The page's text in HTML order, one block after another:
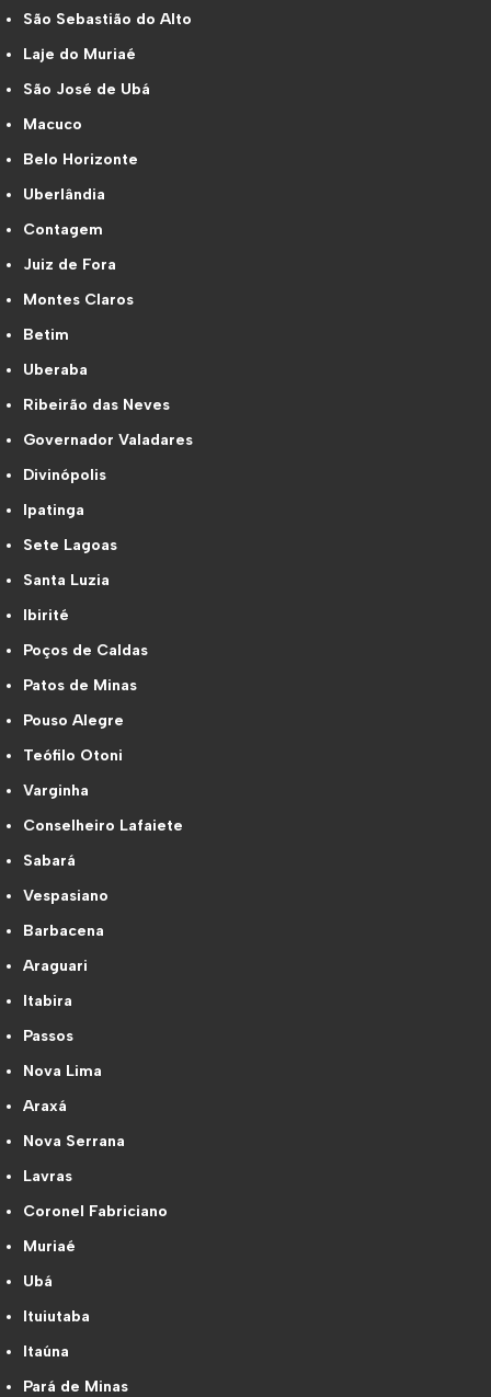
São Sebastião do Alto
Laje do Muriaé
São José de Ubá
Macuco
Belo Horizonte
Uberlândia
Contagem
Juiz de Fora
Montes Claros
Betim
Uberaba
Ribeirão das Neves
Governador Valadares
Divinópolis
Ipatinga
Sete Lagoas
Santa Luzia
Ibirité
Poços de Caldas
Patos de Minas
Pouso Alegre
Teófilo Otoni
Varginha
Conselheiro Lafaiete
Sabará
Vespasiano
Barbacena
Araguari
Itabira
Passos
Nova Lima
Araxá
Nova Serrana
Lavras
Coronel Fabriciano
Muriaé
Ubá
Ituiutaba
Itaúna
Pará de Minas